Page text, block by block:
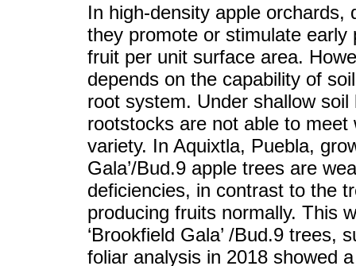
In high-density apple
they promote or stimulate
fruit per unit surface area.
depends on the capability of
root system. Under shallow
rootstocks are not able to
variety. In Aquixtla, Puebla,
Gala’/Bud.9 apple trees are
deficiencies, in contrast to the
producing fruits normally. This
‘Brookfield Gala’ /Bud.9 trees,
foliar analysis in 2018 showed